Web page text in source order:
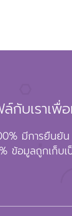
กับเราเพื่
มีการยืนยัน
ข้อมูลถูกเก็บ